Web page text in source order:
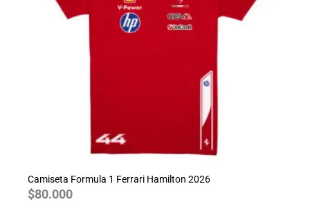
Camiseta Formula 1 Ferrari Hamilton 2026
$80.000